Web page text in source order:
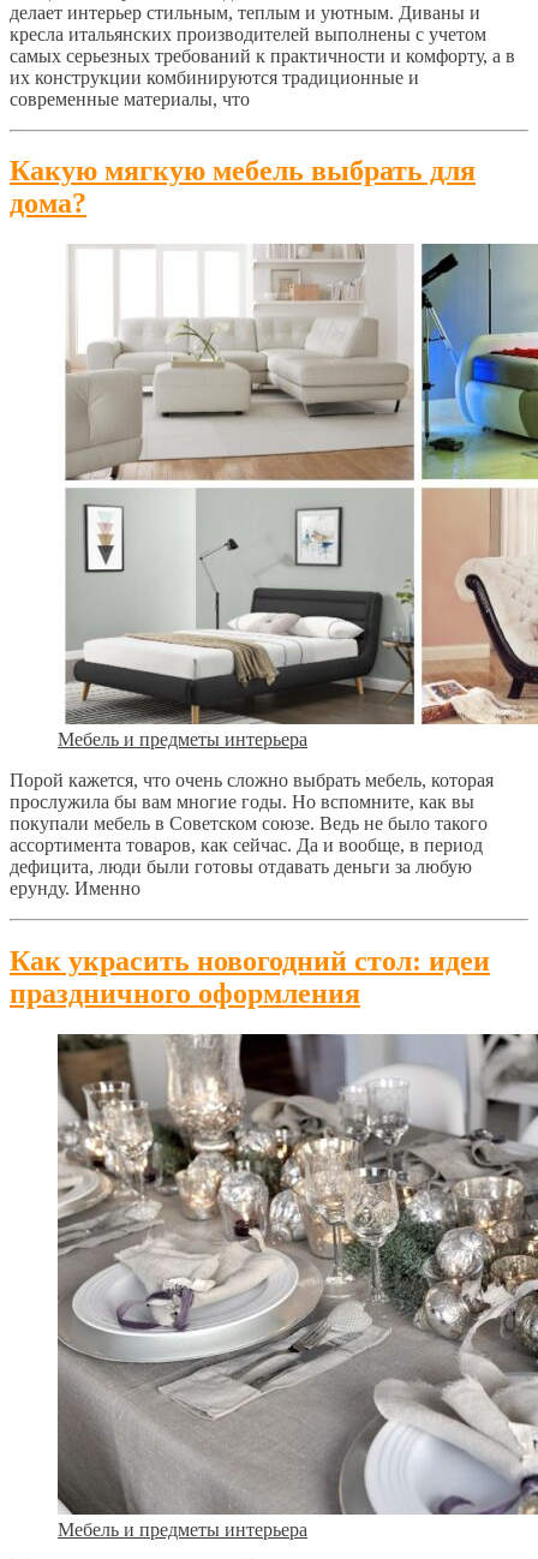
делает интерьер стильным, теплым и уютным. Диваны и
кресла итальянских производителей выполнены с учетом
самых серьезных требований к практичности и комфорту, а в
их конструкции комбинируются традиционные и
современные материалы, что
Какую мягкую мебель выбрать для
дома?
Мебель и предметы интерьера
Порой кажется, что очень сложно выбрать мебель, которая
прослужила бы вам многие годы. Но вспомните, как вы
покупали мебель в Советском союзе. Ведь не было такого
ассортимента товаров, как сейчас. Да и вообще, в период
дефицита, люди были готовы отдавать деньги за любую
ерунду. Именно
Как украсить новогодний стол: идеи
праздничного оформления
Мебель и предметы интерьера